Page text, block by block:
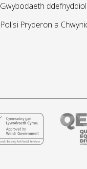
Gwybodaeth ddefnyddiol
Polisi Pryderon a